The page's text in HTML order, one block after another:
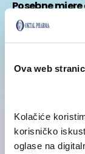
Ova web
Kolačiće
korisničko
oglase na
Posebne
Sastojci
POVEZANI